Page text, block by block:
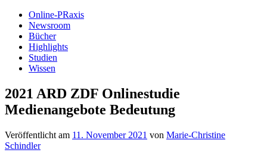
Online-PRaxis
Newsroom
Bücher
Highlights
Studien
Wissen
2021 ARD ZDF Onlinestudie
Medienangebote Bedeutung
Veröffentlicht am 11. November 2021 von Marie-Christine
Schindler